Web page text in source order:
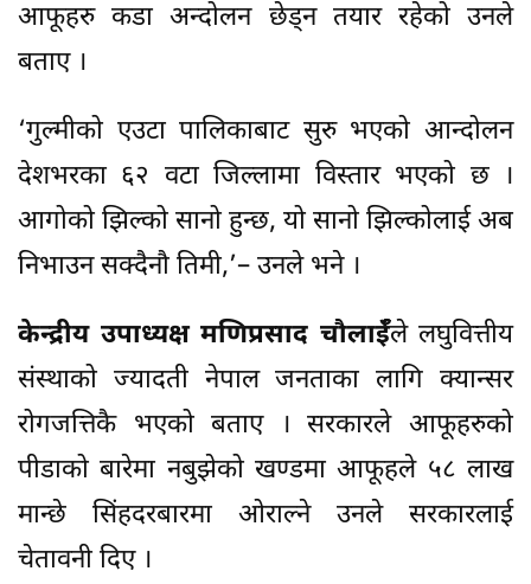
आफूहरु कडा अन्दोलन छेड्न तयार रहेको उनले
बताए ।
‘गुल्मीको एउटा पालिकाबाट सुरु भएको आन्दोलन
देशभरका ६२ वटा जिल्लामा विस्तार भएको छ ।
आगोको झिल्को सानो हुन्छ, यो सानो झिल्कोलाई अब
निभाउन सक्दैनौ तिमी,’– उनले भने ।
केन्द्रीय उपाध्यक्ष मणिप्रसाद चौलाईँले लघुवित्तीय
संस्थाको ज्यादती नेपाल जनताका लागि क्यान्सर
रोगजत्तिकै भएको बताए । सरकारले आफूहरुको
पीडाको बारेमा नबुझेको खण्डमा आफूहले ५८ लाख
मान्छे सिंहदरबारमा ओराल्ने उनले सरकारलाई
चेतावनी दिए ।